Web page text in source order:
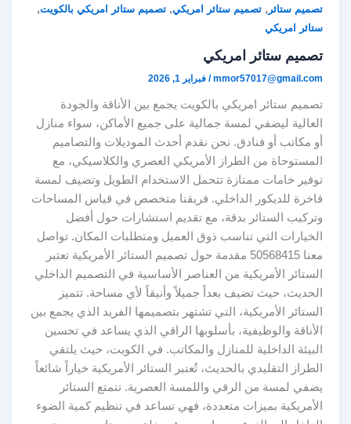
تصميم ستائر,تصميم ستائر امريكي,تصميم ستائر امريكي بالكويت,
ستائر امريكي
تصميم ستائر امريكي
mmor57017@gmail.com
/فبراير 1, 2026
تصميم ستائر امريكي بالكويت يجمع بين الأناقة والجودة
العالية ليضفي لمسة جمالية على جميع الأماكن، سواء منازل
أو مكاتب أو فنادق. نحن نقدم أحدث الموديلات والتصاميم
المستوحاة من الطراز الأمريكي العصري والكلاسيكي، مع
توفير خامات ممتازة تتحمل الاستخدام الطويل وتضيف لمسة
فاخرة للديكور الداخلي. فريقنا متخصص في قياس المساحات
وتركيب الستائر بدقة، مع تقديم استشارات حول أفضل
الخيارات التي تناسب ذوق العميل ومتطلبات المكان. تواصل
معنا 50568415 مقدمة حول تصميم الستائر الأمريكية تعتبر
الستائر الأمريكية من العناصر الأساسية في التصميم الداخلي
الحديث، حيث تضيف بعداً جميلاً وأنيقاً لأي مساحة. تتميز
الستائر الأمريكية، التي تشتهر بتصميمها الفريد الذي يجمع بين
الأناقة والوظيفية، بأسلوبها الراقي الذي يساعد في تحسين
البيئة الداخلية للمنازل والمكاتب. في الكويت، حيث يلتقي
الطراز التقليدي بالحديث، تُعتبر الستائر الأمريكية خياراً شائعاً
يضفي لمسة من الرقي واللمسة العصرية. تتمتع الستائر
الأمريكية بميزات متعددة، فهي تساعد في تنظيم كمية الضوء